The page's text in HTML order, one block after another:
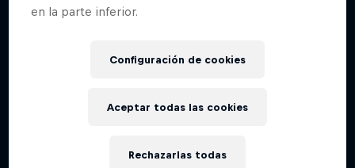
en la parte inferior.
Configuración de cookies
Rechazarlas todas
Aceptar todas las cookies